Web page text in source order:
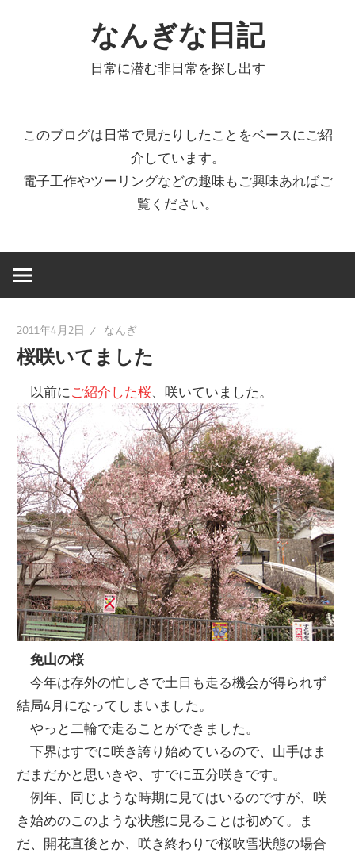
なんぎな日記
日常に潜む非日常を探し出す
このブログは日常で見たりしたことをベースにご紹
介しています。
電子工作やツーリングなどの趣味もご興味あればご
覧ください。
2011年4月2日 なんぎ
桜咲いてました
以前にご紹介した桜、咲いていました。
免山の桜
今年は存外の忙しさで土日も走る機会が得られず
結局4月になってしまいました。
やっと二輪で走ることができました。
下界はすでに咲き誇り始めているので、山手はま
だまだかと思いきや、すでに五分咲きです。
例年、同じような時期に見てはいるのですが、咲
き始めのこのような状態に見ることは初めて。ま
だ、開花直後とか、咲き終わりで桜吹雪状態の場合